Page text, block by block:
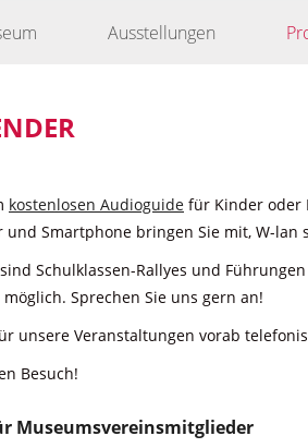
Ausstellungen
kostenlosen Audioguide für Kinder oder
und Smartphone bringen Sie mit, W-lan
Schulklassen-Rallyes und
Sprechen Sie uns gern an!
unsere Veranstaltungen vorab
Besuch!
Museumsvereinsmitglieder